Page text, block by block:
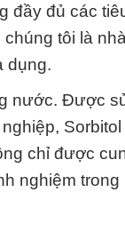
đầy đủ các
tôi là
dụng.
nước. Được
Sorbitol
chỉ được
nghiệm